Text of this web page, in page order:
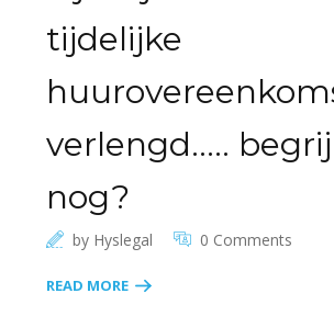
tijdelijke
verlengd…..
nog?
by Hyslegal 0 Comments
READ MORE